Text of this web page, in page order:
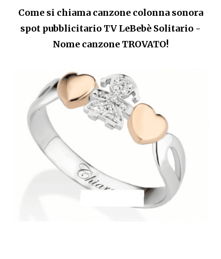
Come si chiama canzone colonna sonora
spot pubblicitario TV LeBebè Solitario -
Nome canzone TROVATO!